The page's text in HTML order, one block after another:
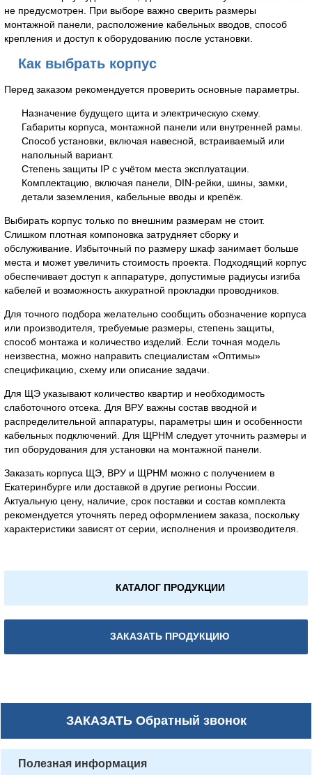
не предусмотрен. При выборе важно сверить размеры
монтажной панели, расположение кабельных вводов, способ
крепления и доступ к оборудованию после установки.
Как выбрать корпус
Перед заказом рекомендуется проверить основные параметры.
Назначение будущего щита и электрическую схему.
Габариты корпуса, монтажной панели или внутренней рамы.
Способ установки, включая навесной, встраиваемый или
напольный вариант.
Степень защиты IP с учётом места эксплуатации.
Комплектацию, включая панели, DIN-рейки, шины, замки,
детали заземления, кабельные вводы и крепёж.
Выбирать корпус только по внешним размерам не стоит.
Слишком плотная компоновка затрудняет сборку и
обслуживание. Избыточный по размеру шкаф занимает больше
места и может увеличить стоимость проекта. Подходящий корпус
обеспечивает доступ к аппаратуре, допустимые радиусы изгиба
кабелей и возможность аккуратной прокладки проводников.
Для точного подбора желательно сообщить обозначение корпуса
или производителя, требуемые размеры, степень защиты,
способ монтажа и количество изделий. Если точная модель
неизвестна, можно направить специалистам «Оптимы»
спецификацию, схему или описание задачи.
Для ЩЭ указывают количество квартир и необходимость
слаботочного отсека. Для ВРУ важны состав вводной и
распределительной аппаратуры, параметры шин и особенности
кабельных подключений. Для ЩРНМ следует уточнить размеры и
тип оборудования для установки на монтажной панели.
Заказать корпуса ЩЭ, ВРУ и ЩРНМ можно с получением в
Екатеринбурге или доставкой в другие регионы России.
Актуальную цену, наличие, срок поставки и состав комплекта
рекомендуется уточнять перед оформлением заказа, поскольку
характеристики зависят от серии, исполнения и производителя.
КАТАЛОГ ПРОДУКЦИИ
ЗАКАЗАТЬ ПРОДУКЦИЮ
ЗАКАЗАТЬОбратный звонок
Полезная информация